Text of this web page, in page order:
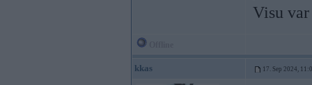
Visu var
kkas 17. Sep 2024,